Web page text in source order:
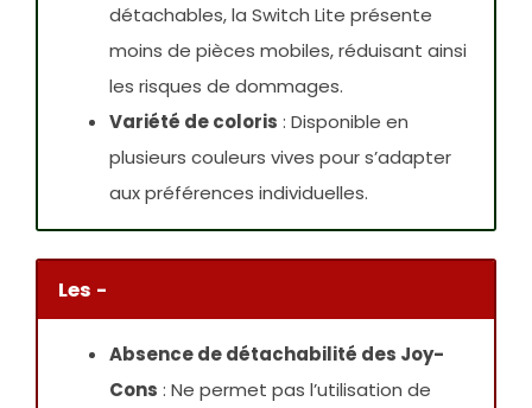
détachables, la Switch Lite présente
moins de pièces mobiles, réduisant ainsi
les risques de dommages.
Variété de coloris : Disponible en
plusieurs couleurs vives pour s’adapter
aux préférences individuelles.
Les -
Absence de détachabilité des Joy-
Cons : Ne permet pas l’utilisation de